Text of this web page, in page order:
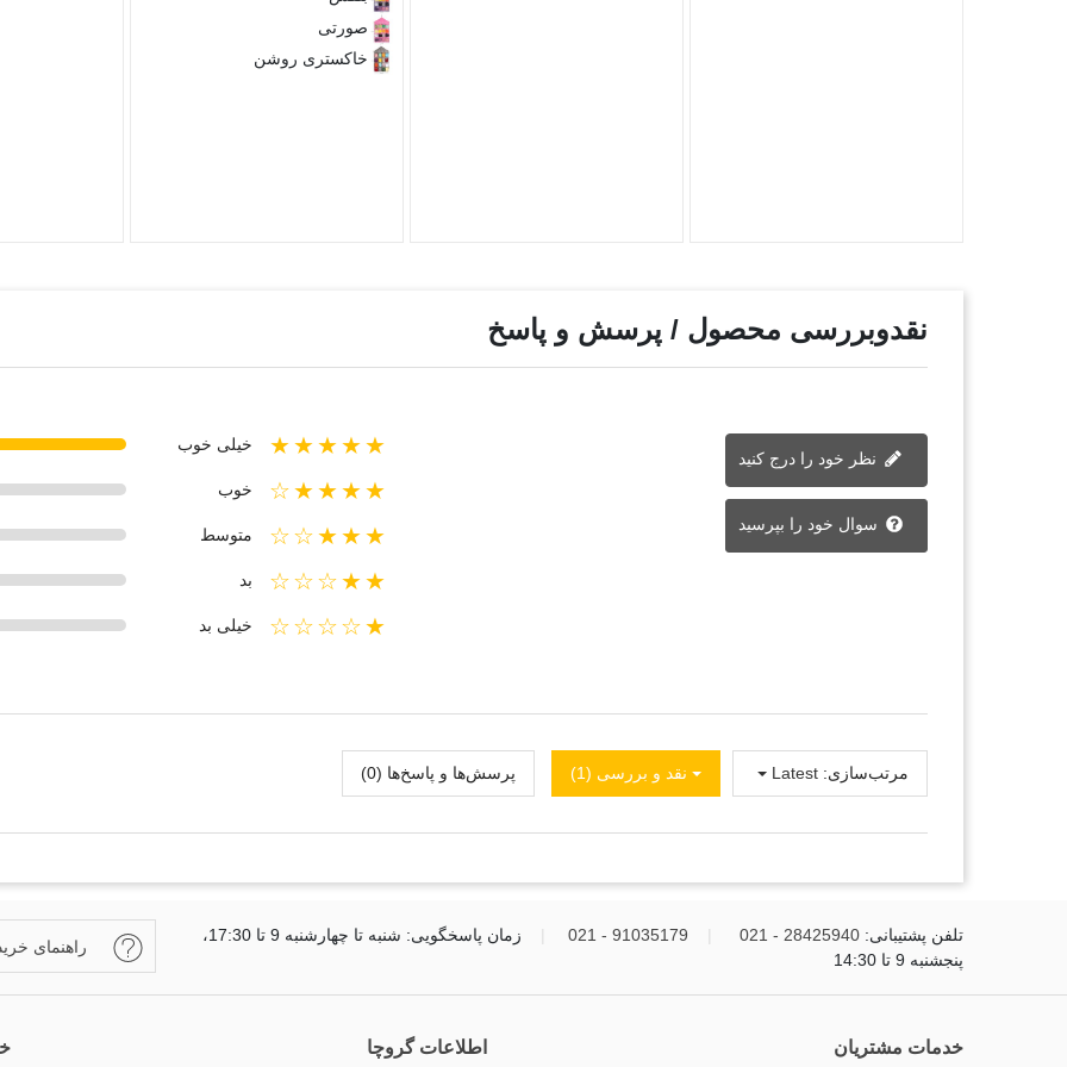
صورتی
خاکستری روشن
نقدوبررسی محصول / پرسش و پاسخ
★★★★★ خیلی خوب
★★★★☆ خوب
★★★☆☆ متوسط
★★☆☆☆ بد
★☆☆☆☆ خیلی بد
سوال خود را بپرسید
نقد و بررسی‌‌ (1) پرسش‌ها و پاسخ‌ها (0) مرتب‌سازی: Latest
تلفن پشتیبانی: 28425940 - 021
91035179 - 021
زمان پاسخگویی: شنبه تا چهارشنبه 9 تا 17:30،
پنجشنبه 9 تا 14:30
راهنمای
خدمات مشتریان اطلاعات گروچا